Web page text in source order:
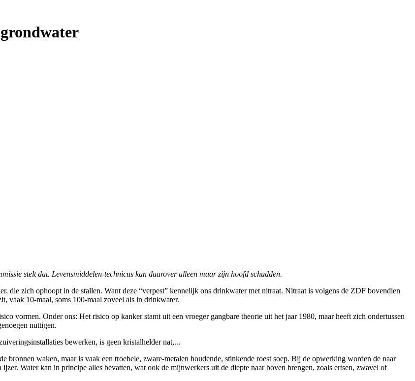
stelt dat. Levensmiddelen-technicus kan daarover alleen maar zijn hoofd schudden.
die zich ophoopt in de stallen. Want deze “verpest” kennelijk ons drinkwater met nitraat. Nitraat is volgens de ZDF bovendien
vaak 10-maal, soms 100-maal zoveel als in drinkwater.
vormen. Onder ons: Het risico op kanker stamt uit een vroeger gangbare theorie uit het jaar 1980, maar heeft zich ondertussen
nuttigen.
bewerken, is geen kristalhelder nat,...
waken, maar is vaak een troebele, zware-metalen houdende, stinkende roest soep. Bij de opwerking worden de naar
Water kan in principe alles bevatten, wat ook de mijnwerkers uit de diepte naar boven brengen, zoals ertsen, zwavel of